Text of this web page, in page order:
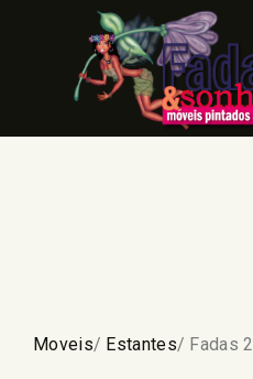
Moveis/ Estantes/ Fadas 2